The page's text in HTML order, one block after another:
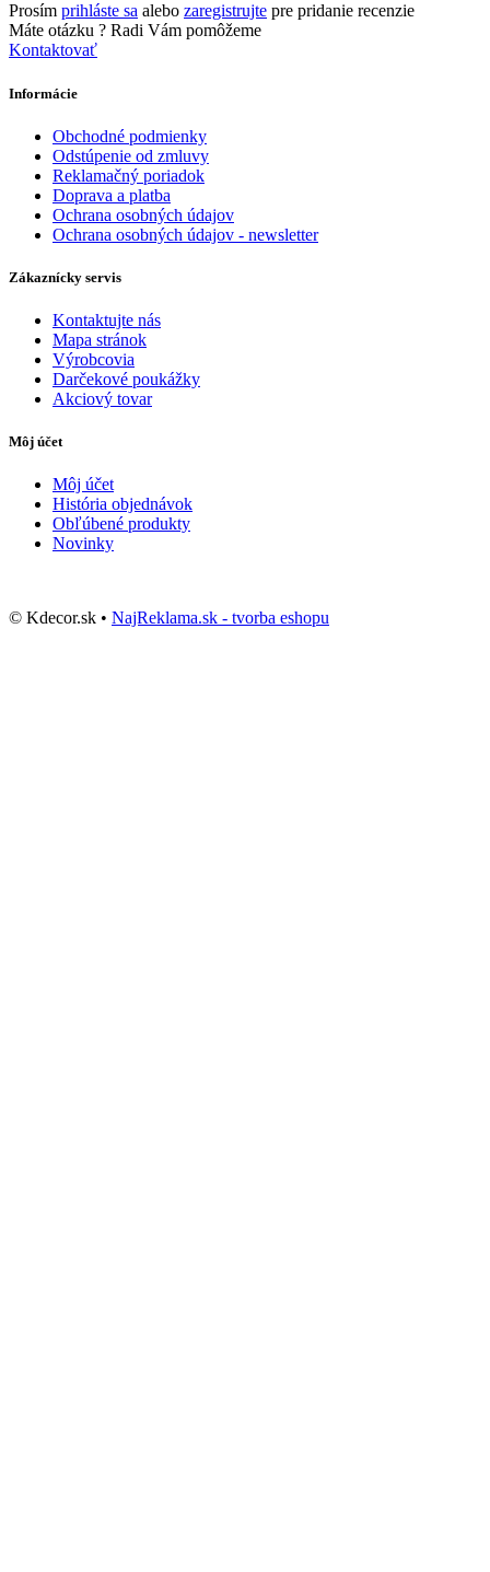
Prosím prihláste sa alebo zaregistrujte pre pridanie recenzie
Máte otázku ? Radi Vám pomôžeme
Kontaktovať
Informácie
Obchodné podmienky
Odstúpenie od zmluvy
Reklamačný poriadok
Doprava a platba
Ochrana osobných údajov
Ochrana osobných údajov - newsletter
Zákaznícky servis
Kontaktujte nás
Mapa stránok
Výrobcovia
Darčekové poukážky
Akciový tovar
Môj účet
Môj účet
História objednávok
Obľúbené produkty
Novinky
© Kdecor.sk • NajReklama.sk - tvorba eshopu